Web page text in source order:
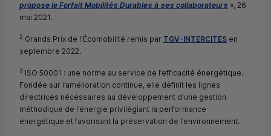
propose le Forfait Mobilités Durables à ses collaborateurs », 26
mai 2021.
2 Grands Prix de l'Écomobilité remis par TGV-INTERCITES en
septembre 2022.
3 ISO 50001 : une norme au service de l’efficacité énergétique.
Fondée sur l’amélioration continue, elle définit les lignes
directrices nécessaires au développement d’une gestion
méthodique de l’énergie privilégiant la performance
énergétique et favorisant la préservation de l’environnement.